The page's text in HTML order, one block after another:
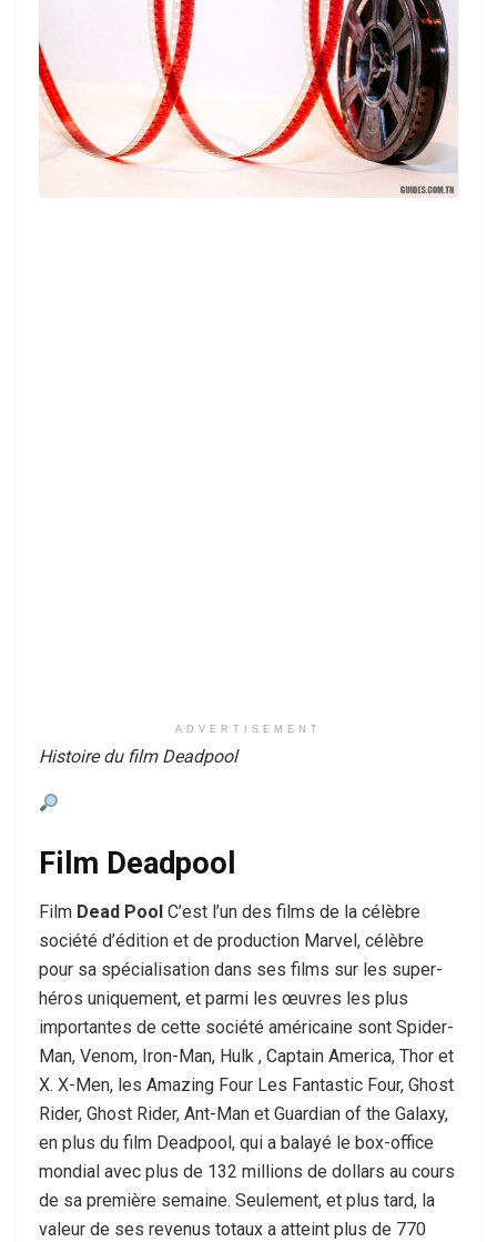
ADVERTISEMENT
Histoire du film Deadpool
Film Deadpool
Film Dead Pool C’est l’un des films de la célèbre
société d’édition et de production Marvel, célèbre
pour sa spécialisation dans ses films sur les super-
héros uniquement, et parmi les œuvres les plus
importantes de cette société américaine sont Spider-
Man, Venom, Iron-Man, Hulk , Captain America, Thor et
X. X-Men, les Amazing Four Les Fantastic Four, Ghost
Rider, Ghost Rider, Ant-Man et Guardian of the Galaxy,
en plus du film Deadpool, qui a balayé le box-office
mondial avec plus de 132 millions de dollars au cours
de sa première semaine. Seulement, et plus tard, la
valeur de ses revenus totaux a atteint plus de 770